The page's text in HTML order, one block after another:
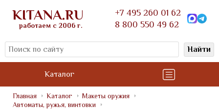
KITANA.RU
работаем с 2006 г.
+7 495 260 01 62
8 800 550 49 62
Найти
Каталог
Главная Каталог
Макеты оружия
Автоматы, ружья, винтовки